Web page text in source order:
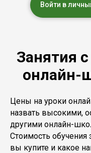
Войти в
Занятия
онлайн-
Цены на уроки
назвать высокими,
другими онлайн-
Стоимость обучения
вы купите и какое